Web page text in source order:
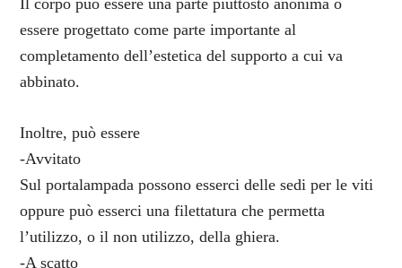
Il corpo può essere una parte piuttosto anonima o
essere progettato come parte importante al
completamento dell’estetica del supporto a cui va
abbinato.
Inoltre, può essere
-Avvitato
Sul portalampada possono esserci delle sedi per le viti
oppure può esserci una filettatura che permetta
l’utilizzo, o il non utilizzo, della ghiera.
-A scatto